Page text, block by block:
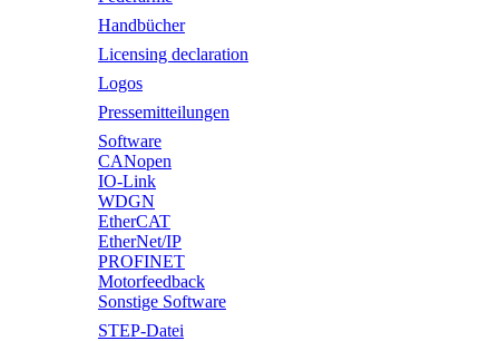
Handbücher
Licensing declaration
Logos
Pressemitteilungen
Software
CANopen
IO-Link
WDGN
EtherCAT
EtherNet/IP
PROFINET
Motorfeedback
Sonstige Software
STEP-Datei